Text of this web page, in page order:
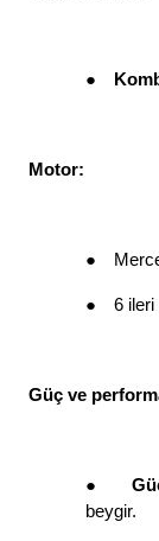
●
Motor:
●
● 6 ileri
Güç ve
●
beygir.